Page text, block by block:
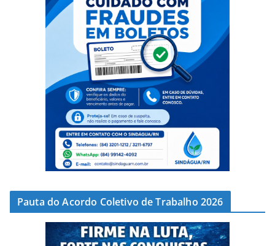
Pauta do Acordo Coletivo de Trabalho 2026